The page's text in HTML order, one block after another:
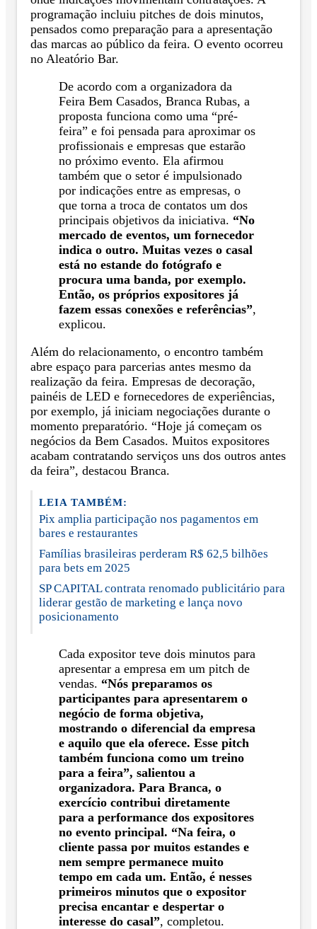
programação incluiu pitches de dois minutos,
pensados como preparação para a apresentação
das marcas ao público da feira. O evento ocorreu
no Aleatório Bar.
De acordo com a organizadora da
Feira Bem Casados, Branca Rubas, a
proposta funciona como uma “pré-
feira” e foi pensada para aproximar os
profissionais e empresas que estarão
no próximo evento. Ela afirmou
também que o setor é impulsionado
por indicações entre as empresas, o
que torna a troca de contatos um dos
principais objetivos da iniciativa. “No
mercado de eventos, um fornecedor
indica o outro. Muitas vezes o casal
está no estande do fotógrafo e
procura uma banda, por exemplo.
Então, os próprios expositores já
fazem essas conexões e referências”,
explicou.
Além do relacionamento, o encontro também
abre espaço para parcerias antes mesmo da
realização da feira. Empresas de decoração,
painéis de LED e fornecedores de experiências,
por exemplo, já iniciam negociações durante o
momento preparatório. “Hoje já começam os
negócios da Bem Casados. Muitos expositores
acabam contratando serviços uns dos outros antes
da feira”, destacou Branca.
LEIA TAMBÉM:
Pix amplia participação nos pagamentos em
bares e restaurantes
Famílias brasileiras perderam R$ 62,5 bilhões
para bets em 2025
SP CAPITAL contrata renomado publicitário para
liderar gestão de marketing e lança novo
posicionamento
Cada expositor teve dois minutos para
apresentar a empresa em um pitch de
vendas. “Nós preparamos os
participantes para apresentarem o
negócio de forma objetiva,
mostrando o diferencial da empresa
e aquilo que ela oferece. Esse pitch
também funciona como um treino
para a feira”, salientou a
organizadora. Para Branca, o
exercício contribui diretamente
para a performance dos expositores
no evento principal. “Na feira, o
cliente passa por muitos estandes e
nem sempre permanece muito
tempo em cada um. Então, é nesses
primeiros minutos que o expositor
precisa encantar e despertar o
interesse do casal”, completou.